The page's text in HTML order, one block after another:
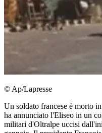
© Ap/Lapresse
Un soldato francese è morto
ha annunciato l'Eliseo in un
militari d'Oltralpe uccisi